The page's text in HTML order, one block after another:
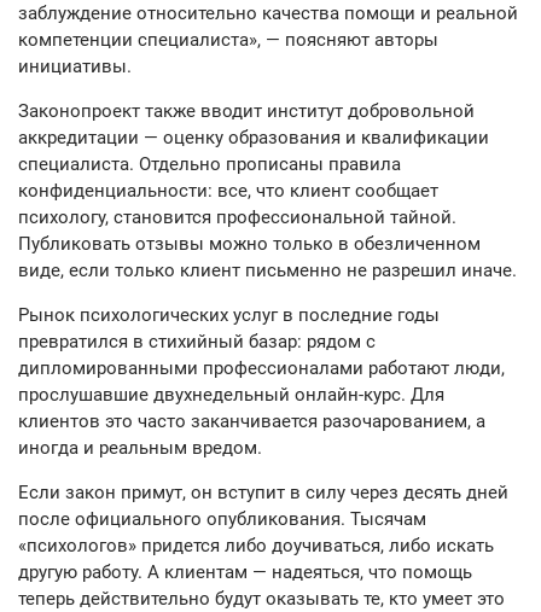
заблуждение относительно качества помощи и реальной
компетенции специалиста», — поясняют авторы
инициативы.
Законопроект также вводит институт добровольной
аккредитации — оценку образования и квалификации
специалиста. Отдельно прописаны правила
конфиденциальности: все, что клиент сообщает
психологу, становится профессиональной тайной.
Публиковать отзывы можно только в обезличенном
виде, если только клиент письменно не разрешил иначе.
Рынок психологических услуг в последние годы
превратился в стихийный базар: рядом с
дипломированными профессионалами работают люди,
прослушавшие двухнедельный онлайн-курс. Для
клиентов это часто заканчивается разочарованием, а
иногда и реальным вредом.
Если закон примут, он вступит в силу через десять дней
после официального опубликования. Тысячам
«психологов» придется либо доучиваться, либо искать
другую работу. А клиентам — надеяться, что помощь
теперь действительно будут оказывать те, кто умеет это